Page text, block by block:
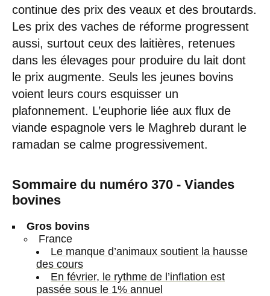
continue des prix des veaux et des broutards.
Les prix des vaches de réforme progressent
aussi, surtout ceux des laitières, retenues
dans les élevages pour produire du lait dont
le prix augmente. Seuls les jeunes bovins
voient leurs cours esquisser un
plafonnement. L’euphorie liée aux flux de
viande espagnole vers le Maghreb durant le
ramadan se calme progressivement.
Sommaire du numéro 370 - Viandes
bovines
Gros bovins
France
Le manque d’animaux soutient la hausse
des cours
En février, le rythme de l’inflation est
passée sous le 1% annuel